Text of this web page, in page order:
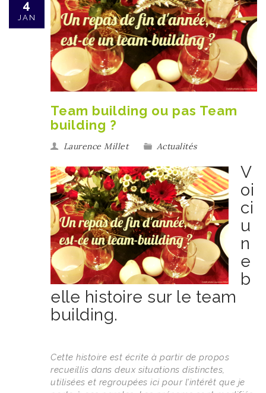
4
JAN
Team building ou pas Team
building ?
Laurence Millet Actualités
V
oi
ci
u
n
e
b
elle histoire sur le team
building.
Cette histoire est écrite à partir de propos
recueillis dans deux situations distinctes,
utilisées et regroupées ici pour l’intérêt que je